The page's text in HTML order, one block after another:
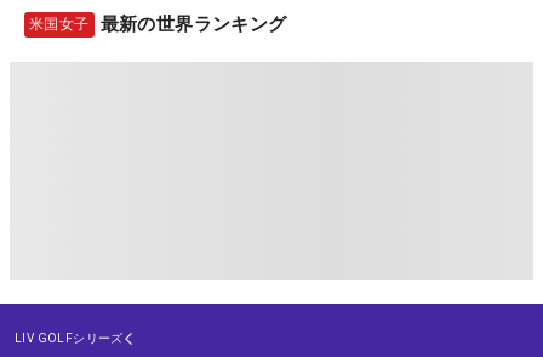
米国女子 最新の世界ランキング
LIV GOLFシリーズ